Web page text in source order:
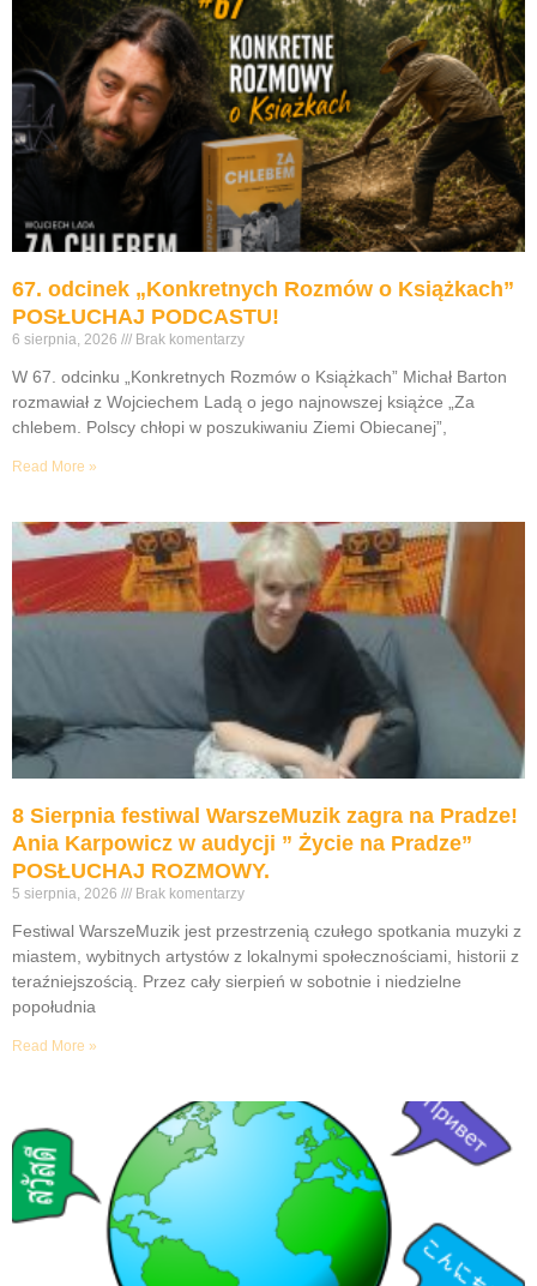
67. odcinek „Konkretnych Rozmów o Książkach”
POSŁUCHAJ PODCASTU!
6 sierpnia, 2026 Brak komentarzy
W 67. odcinku „Konkretnych Rozmów o Książkach” Michał Barton
rozmawiał z Wojciechem Ladą o jego najnowszej książce „Za
chlebem. Polscy chłopi w poszukiwaniu Ziemi Obiecanej”,
Read More »
8 Sierpnia festiwal WarszeMuzik zagra na Pradze!
Ania Karpowicz w audycji ” Życie na Pradze”
POSŁUCHAJ ROZMOWY.
5 sierpnia, 2026 Brak komentarzy
Festiwal WarszeMuzik jest przestrzenią czułego spotkania muzyki z
miastem, wybitnych artystów z lokalnymi społecznościami, historii z
teraźniejszością. Przez cały sierpień w sobotnie i niedzielne
popołudnia
Read More »